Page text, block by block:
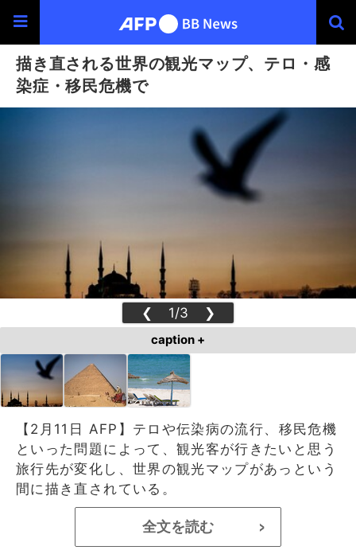
描き直される世界の観光マップ、テロ・感
染症・移民危機で
❮ 1/3 ❯
caption +
【2月11日 AFP】テロや伝染病の流行、移民危機
といった問題によって、観光客が行きたいと思う
旅行先が変化し、世界の観光マップがあっという
間に描き直されている。
全文を読む >